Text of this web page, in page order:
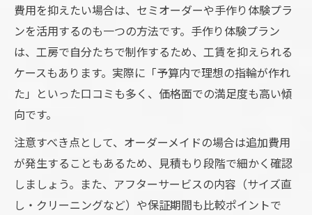
費用を抑えたい場合は、セミオーダーや手作り体験プラ
ンを活用するのも一つの方法です。手作り体験プラン
は、工房で自分たちで制作するため、工賃を抑えられる
ケースもあります。実際に「予算内で理想の指輪が作れ
た」といった口コミも多く、価格面での満足度も高い傾
向です。
注意すべき点として、オーダーメイドの場合は追加費用
が発生することもあるため、見積もり段階で細かく確認
しましょう。また、アフターサービスの内容（サイズ直
し・クリーニングなど）や保証期間も比較ポイントで